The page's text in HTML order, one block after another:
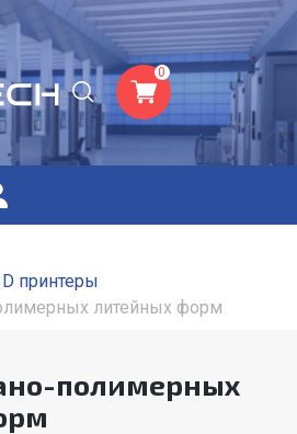
0
принтеры
литейных форм
полимерных